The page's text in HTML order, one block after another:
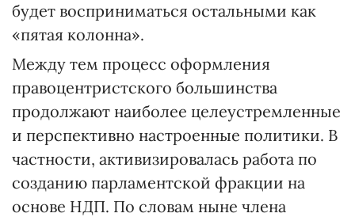
будет восприниматься остальными как
«пятая колонна».
Между тем процесс оформления
правоцентристского большинства
продолжают наиболее целеустремленные
и перспективно настроенные политики. В
частности, активизировалась работа по
созданию парламентской фракции на
основе НДП. По словам ныне члена